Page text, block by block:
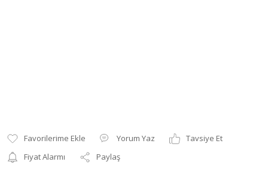
Yorum Yaz
Tavsiye Et
Fiyat Alarmı
Paylaş